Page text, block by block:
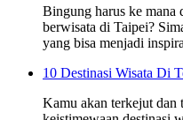
Bingung harus ke mana
berwisata di Taipei?
yang bisa menjadi
10 Destinasi Wisata Di
Kamu akan terkejut dan